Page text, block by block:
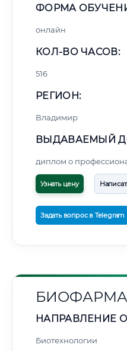
ФОРМА
онлайн
КОЛ-ВО ЧАСОВ:
516
РЕГИОН:
Владимир
ВЫДАВАЕМЫЙ
диплом о
Узнать цену
Задать вопрос в Telegram
НАПРАВЛЕНИЕ
Биотехнологии